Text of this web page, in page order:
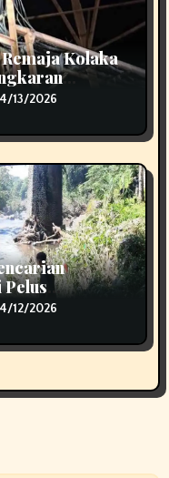
Kolaka
13/2026
12/2026